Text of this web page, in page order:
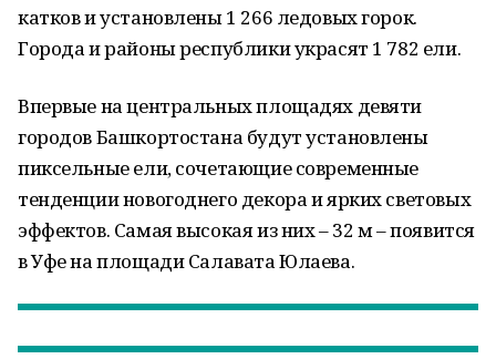
катков и установлены 1 266 ледовых горок.
Города и районы республики украсят 1 782 ели.
Впервые на центральных площадях девяти
городов Башкортостана будут установлены
пиксельные ели, сочетающие современные
тенденции новогоднего декора и ярких световых
эффектов. Самая высокая из них – 32 м – появится
в Уфе на площади Салавата Юлаева.